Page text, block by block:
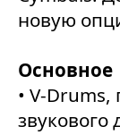
новую
Основное
• V-